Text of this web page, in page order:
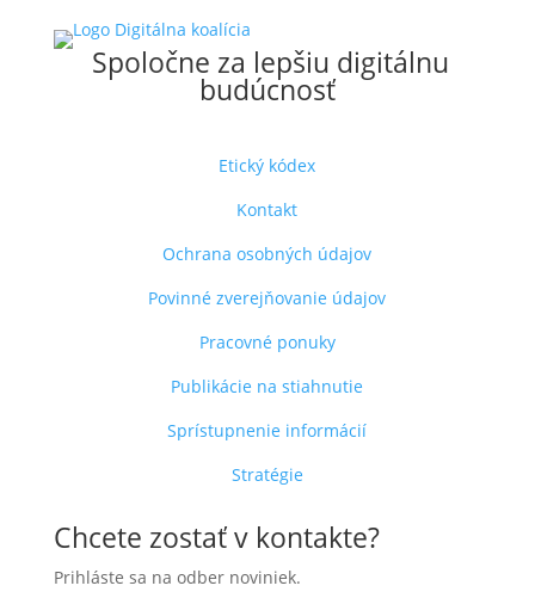
Spoločne za lepšiu digitálnu
budúcnosť
Etický kódex
Kontakt
Ochrana osobných údajov
Povinné zverejňovanie údajov
Pracovné ponuky
Publikácie na stiahnutie
Sprístupnenie informácií
Stratégie
Chcete zostať v kontakte?
Prihláste sa na odber noviniek.